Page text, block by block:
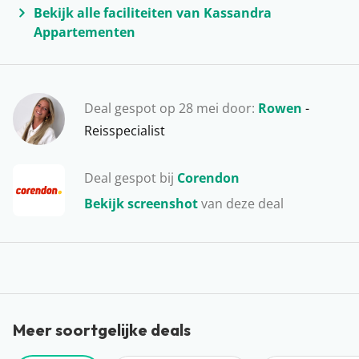
Deal gespot op 28 mei door: Rowen -
Reisspecialist
Deal gespot bij Corendon
Bekijk screenshotvan deze deal
bezoekje aan het historische Rhodos-Stad, dat meer
dan 2.000 jaar oud is. Een vakantie op Rhodos is dus
Griekse maaltijd. Wist je trouwens al dat Rhodos één
van de warmste eilanden van Griekenland is? Het is
dus de ideale plek voor een nazomervakantie!
Bekijk alle faciliteiten van Kassandra
Appartementen
Meer soortgelijke deals